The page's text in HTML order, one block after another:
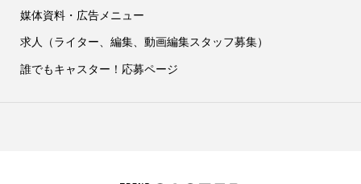
媒体資料・広告メニュー
求人（ライター、編集、動画編集スタッフ募集）
誰でもキャスター！応募ページ